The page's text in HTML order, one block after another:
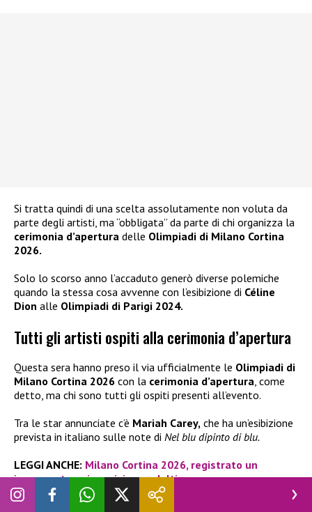
Si tratta quindi di una scelta assolutamente non voluta da
parte degli artisti, ma “obbligata” da parte di chi organizza la
cerimonia d’apertura delle Olimpiadi di Milano Cortina
2026.
Solo lo scorso anno l’accaduto generò diverse polemiche
quando la stessa cosa avvenne con l’esibizione di Céline
Dion alle Olimpiadi di Parigi 2024.
Tutti gli artisti ospiti alla cerimonia d’apertura
Questa sera hanno preso il via ufficialmente le Olimpiadi di
Milano Cortina 2026 con la cerimonia d’apertura, come
detto, ma chi sono tutti gli ospiti presenti all’evento.
Tra le star annunciate c’è Mariah Carey, che ha un’esibizione
prevista in italiano sulle note di Nel blu dipinto di blu.
LEGGI ANCHE: Milano Cortina 2026, registrato un
incremento nei servizi per adulti
Ma non è finita qui, perché la lista si impreziosisce anche di